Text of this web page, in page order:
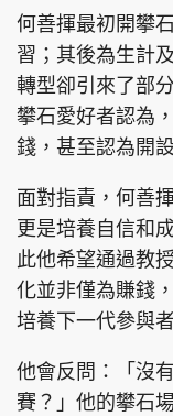
何善揮最初開攀
習；其後為生計
轉型卻引來了部
攀石愛好者認為
錢，甚至認為開
面對指責，何善
更是培養自信和
此他希望通過教
化並非僅為賺錢
培養下一代參與
他會反問：「沒
賽？」他的攀石